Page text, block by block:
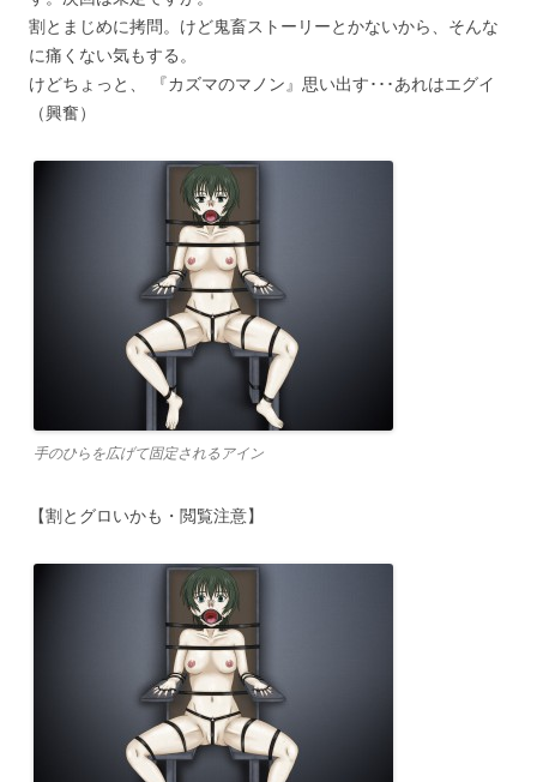
割とまじめに拷問。けど鬼畜ストーリーとかないから、そんな
に痛くない気もする。
けどちょっと、 『カズマのマノン』思い出す･･･あれはエグイ
（興奮）
手のひらを広げて固定されるアイン
【割とグロいかも・閲覧注意】